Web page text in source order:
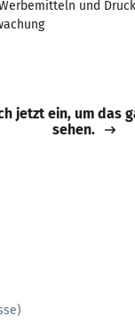
und
jetzt ein, um das
sehen.